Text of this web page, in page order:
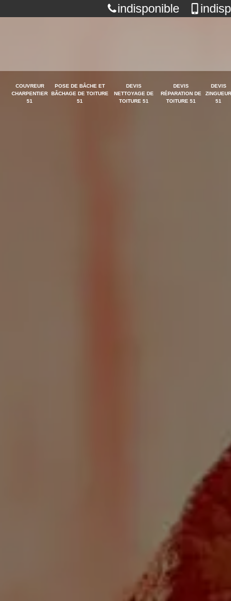
indisponible
COUVREUR
CHARPENTIER
51
POSE DE BÂCHE ET
BÂCHAGE DE TOITURE
51
DEVIS
NETTOYAGE DE
TOITURE 51
DEVIS
RÉPARATION DE
TOITURE 51
DEVIS
ZINGUEUR
51